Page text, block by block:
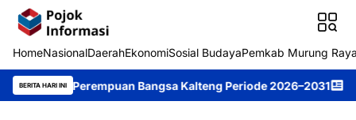
HomeNasionalDaerahEkonomiSosial BudayaPemkab Murung
BERITA HARI INI Bangsa Kalteng Periode 2026–2031 DPRD